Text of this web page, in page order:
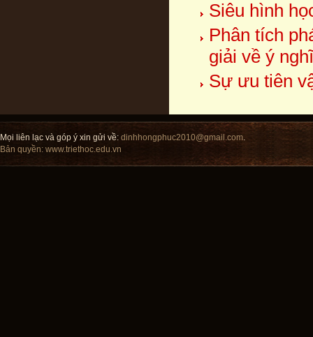
Siêu hình
Phân tích
giải về ý
Sự ưu tiên
Mọi liên lạc và góp ý xin gửi về: dinhhongphuc2010@gmail.com.
Bản quyền: www.triethoc.edu.vn